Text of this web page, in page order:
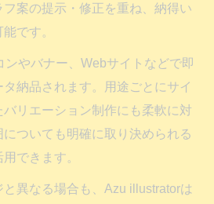
案の提示・修正を重ね、納得い
です。
やバナー、Webサイトなどで即
納品されます。用途ごとにサイ
バリエーション制作にも柔軟に対
ついても明確に取り決められる
できます。
異なる場合も、Azu illustratorは